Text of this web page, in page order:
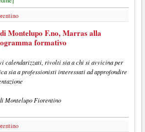
Montelupo F.no, Marras alla
formativo
calendarizzati, rivolti sia a chi si avvicina per
sia a professionisti interessati ad approfondire
Montelupo Fiorentino